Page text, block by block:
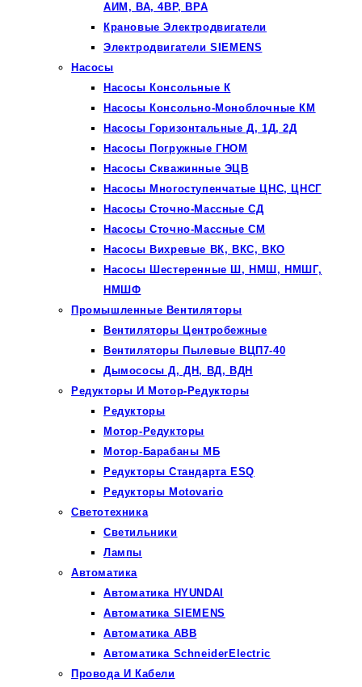
АИМ, ВА, 4ВР, ВРА
Крановые Электродвигатели
Электродвигатели SIEMENS
Насосы
Насосы Консольные К
Насосы Консольно-Моноблочные КМ
Насосы Горизонтальные Д, 1Д, 2Д
Насосы Погружные ГНОМ
Насосы Скважинные ЭЦВ
Насосы Многоступенчатые ЦНС, ЦНСГ
Насосы Сточно-Массные СД
Насосы Сточно-Массные СМ
Насосы Вихревые ВК, ВКС, ВКО
Насосы Шестеренные Ш, НМШ, НМШГ,
НМШФ
Промышленные Вентиляторы
Вентиляторы Центробежные
Вентиляторы Пылевые ВЦП7-40
Дымососы Д, ДН, ВД, ВДН
Редукторы И Мотор-Редукторы
Редукторы
Мотор-Редукторы
Мотор-Барабаны МБ
Редукторы Стандарта ESQ
Редукторы Motovario
Светотехника
Светильники
Лампы
Автоматика
Автоматика HYUNDAI
Автоматика SIEMENS
Автоматика ABB
Автоматика SchneiderElectric
Провода И Кабели